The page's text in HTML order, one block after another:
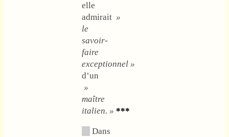
elle
admirait »
le
savoir-
faire
exceptionnel »
d’un
»
maître
italien. » ***
Dans